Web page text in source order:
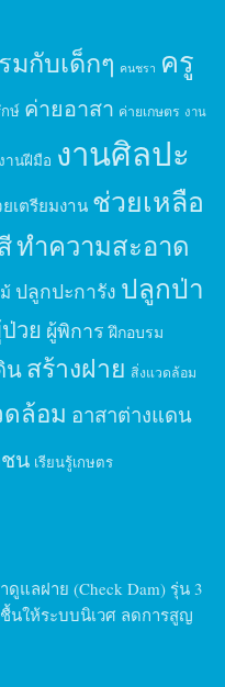
มกับเด็กๆ คนชรา ครู
ษ์ ค่ายอาสา ค่ายเกษตร งาน
งานฝีมือ งานศิลปะ
เตรียมงาน ช่วยเหลือ
ทำความสะอาด
ปลูกปะการัง ปลูกป่า
วย ผู้พิการ ฝึกอบรม
นสร้างฝาย สิ่งแวดล้อม
ล้อม อาสาต่างแดน
ชน เรียนรู้เกษตร
แลฝาย (Check Dam) รุ่น 3
ให้ระบบนิเวศ ลดการสูญ